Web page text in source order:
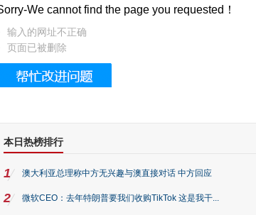
到底有多美？
We cannot find the page you requested！
输入的网址不正确
页面已被删除
本日热榜排行
1 澳大利亚总理称中方无兴趣与澳直接对话 中方回应
2 微软CEO：去年特朗普要我们收购TikTok 这是我干...